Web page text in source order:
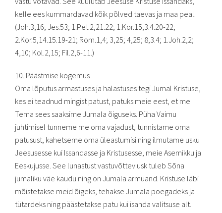
kelle ees kummardavad kõik põlved taevas ja maa peal.
(Joh.3,16; Jes.53; 1.Pet.2,21.22; 1.Kor.15,3.4.20-22;
2.Kor.5,14.15.19-21; Rom.1,4; 3,25; 4,25; 8,3.4; 1.Joh.2,2;
4,10; Kol.2,15; Fil.2,6-11.)
10. Päästmise kogemus
Oma lõputus armastuses ja halastuses tegi Jumal Kristuse,
kes ei teadnud mingist patust, patuks meie eest, et me
Tema sees saaksime Jumala õiguseks. Püha Vaimu
juhtimisel tunneme me oma vajadust, tunnistame oma
patusust, kahetseme oma üleastumisi ning ilmutame usku
Jeesusesse kui Issandasse ja Kristusesse, meie Asemikku ja
Eeskujusse. See lunastust vastuvõttev usk tuleb Sõna
jumaliku väe kaudu ning on Jumala armuand. Kristuse läbi
mõistetakse meid õigeks, tehakse Jumala poegadeks ja
tütardeks ning päästetakse patu kui isanda valitsuse alt.